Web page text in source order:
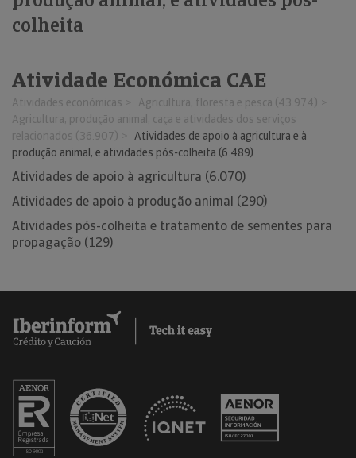
colheita
Atividade Económica CAE
Atividades económicas
Agricultura, floresta e pesca (43.974)
Agricultura, produção animal, caça e atividades dos serviços
relacionados (36.907)
Atividades de apoio à agricultura e à
produção animal, e atividades pós-colheita (6.489)
Atividades de apoio à agricultura (6.070)
Atividades de apoio à produção animal (290)
Atividades pós-colheita e tratamento de sementes para
propagação (129)